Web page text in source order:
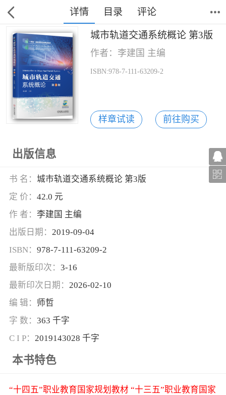
详情 目录 评论
城市轨道交通系统概论 第3版
作者：李建国 主编
ISBN:978-7-111-63209-2
样章试读 前往购买
出版信息
书 名： 城市轨道交通系统概论 第3版
定 价： 42.0 元
作 者： 李建国 主编
出版日期： 2019-09-04
ISBN： 978-7-111-63209-2
最新版印次： 3-16
最新印次日期： 2026-02-10
编 辑： 师哲
字 数： 363 千字
C I P： 2019143028 千字
本书特色
“十四五”职业教育国家规划教材 “十三五”职业教育国家